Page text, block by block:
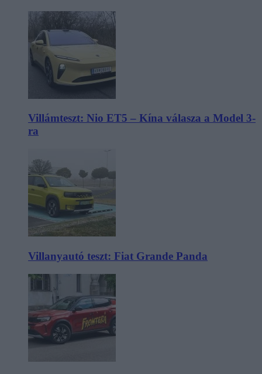
Villámteszt: Nio ET5 – Kína válasza a Model 3-
ra
Villanyautó teszt: Fiat Grande Panda